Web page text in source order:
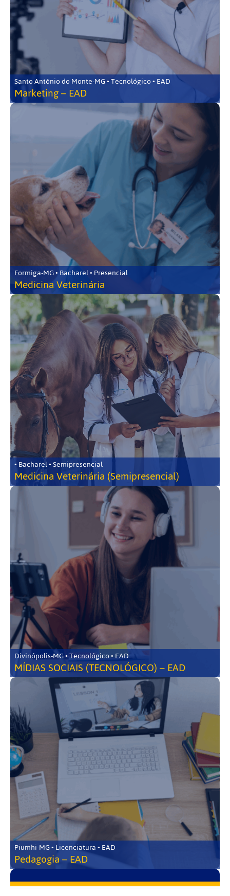
Santo Antônio do Monte-MG • Tecnológico • EAD
Marketing – EAD
Formiga-MG • Bacharel • Presencial
Medicina Veterinária
• Bacharel • Semipresencial
Medicina Veterinária (Semipresencial)
Divinópolis-MG • Tecnológico • EAD
MÍDIAS SOCIAIS (TECNOLÓGICO) – EAD
Piumhi-MG • Licenciatura • EAD
Pedagogia – EAD